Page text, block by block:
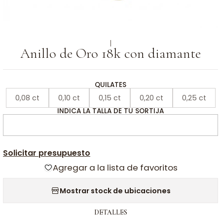
|
Anillo de Oro 18k con diamante
QUILATES
0,08 ct 0,10 ct 0,15 ct 0,20 ct 0,25 ct
INDICA LA TALLA DE TU SORTIJA
Solicitar presupuesto
Agregar a la lista de favoritos
Mostrar stock de ubicaciones
DETALLES